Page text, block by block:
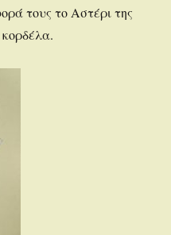
τους το Αστέρι της